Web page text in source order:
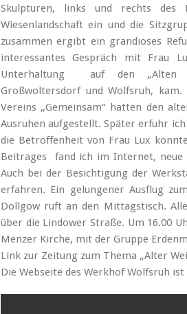
Skulpturen, links und rechts
Wiesenlandschaft ein und die
zusammen ergibt ein grandioses
interessantes Gespräch mit Frau
Unterhaltung auf den „Alten
Großwoltersdorf und Wolfsruh,
Vereins „Gemeinsam“ hatten den
Ausruhen aufgestellt. Später erfuhr
die Betroffenheit von Frau Lux
Beitrages fand ich im Internet, neue
Auch bei der Besichtigung der
erfahren. Ein gelungener Ausflug
Dollgow ruft an den Mittagstisch.
über die Lindower Straße. Um 16.00
Menzer Kirche, mit der Gruppe
Link zur Zeitung zum Thema
Die Webseite des Werkhof Wolfsruh